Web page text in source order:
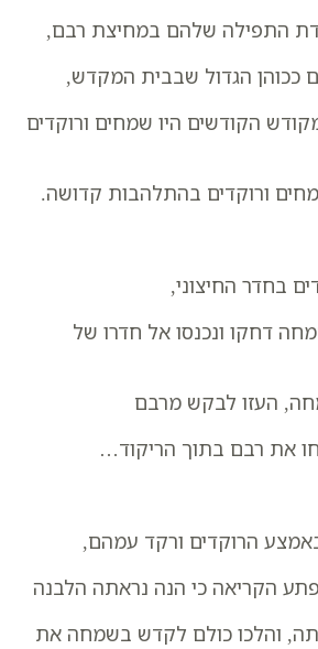
התפילה שלהם במחיצת רבם,
ככוהן הגדול שבבית המקדש,
הקודשים היו שמחים ורוקדים
ורוקדים בהתלהבות קדושה.
בחדר החיצוני,
דחקו ונכנסו אל חדרו של
העזו לבקש מרבם
את רבם בתוך הריקוד…
הרוקדים ורקד עמהם,
הקריאה כי הנה נראתה הלבנה
והלכו כולם לקדש בשמחה את